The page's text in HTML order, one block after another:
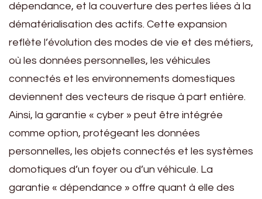
dépendance, et la couverture des pertes liées à la
dématérialisation des actifs. Cette expansion
reflète l’évolution des modes de vie et des métiers,
où les données personnelles, les véhicules
connectés et les environnements domestiques
deviennent des vecteurs de risque à part entière.
Ainsi, la garantie « cyber » peut être intégrée
comme option, protégeant les données
personnelles, les objets connectés et les systèmes
domotiques d’un foyer ou d’un véhicule. La
garantie « dépendance » offre quant à elle des